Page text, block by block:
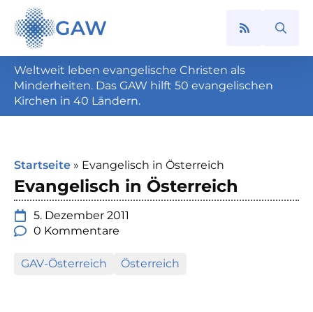
GAW
Search
Weltweit leben evangelische Christen als
Minderheiten. Das GAW hilft 50 evangelischen
Kirchen in 40 Ländern.
Startseite » Evangelisch in Österreich
Evangelisch in Österreich
5. Dezember 2011
0 Kommentare
GAV-Österreich Österreich